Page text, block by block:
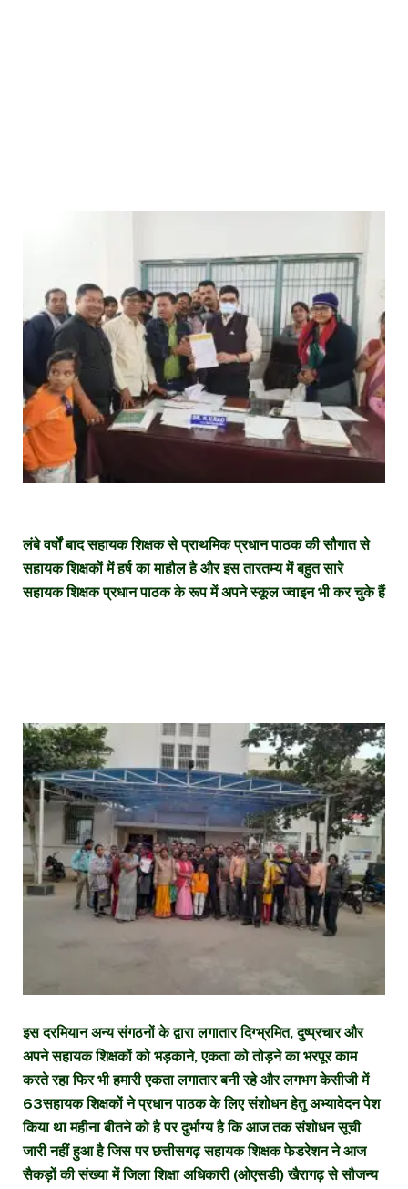
लंबे वर्षों बाद सहायक शिक्षक से प्राथमिक प्रधान पाठक की सौगात से
सहायक शिक्षकों में हर्ष का माहौल है और इस तारतम्य में बहुत सारे
सहायक शिक्षक प्रधान पाठक के रूप में अपने स्कूल ज्वाइन भी कर चुके हैं
इस दरमियान अन्य संगठनों के द्वारा लगातार दिग्भ्रमित, दुष्प्रचार और
अपने सहायक शिक्षकों को भड़काने, एकता को तोड़ने का भरपूर काम
करते रहा फिर भी हमारी एकता लगातार बनी रहे और लगभग केसीजी में
63सहायक शिक्षकों ने प्रधान पाठक के लिए संशोधन हेतु अभ्यावेदन पेश
किया था महीना बीतने को है पर दुर्भाग्य है कि आज तक संशोधन सूची
जारी नहीं हुआ है जिस पर छत्तीसगढ़ सहायक शिक्षक फेडरेशन ने आज
सैकड़ों की संख्या में जिला शिक्षा अधिकारी (ओएसडी) खैरागढ़ से सौजन्य